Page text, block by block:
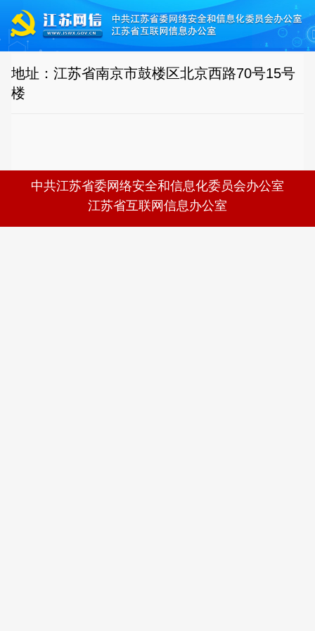
地址：江苏省南京市鼓楼区北京西路70号15号
楼
中共江苏省委网络安全和信息化委员会办公室
江苏省互联网信息办公室